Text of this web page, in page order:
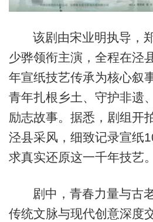
该剧由宋业明执导，
少骅领衔主演，全程在泾
年宣纸技艺传承为核心叙
青年扎根乡土、守护非遗
励志故事。据悉，剧组开
泾县采风，细致记录宣纸
求真实还原这一千年技艺。
剧中，青春力量与古
传统文脉与现代创意深度